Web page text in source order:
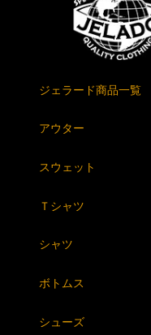
ジェラード商品一覧
アウター
スウェット
Ｔシャツ
シャツ
ボトムス
シューズ